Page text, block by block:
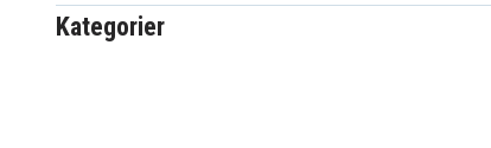
Artikkelnr
Kategorier